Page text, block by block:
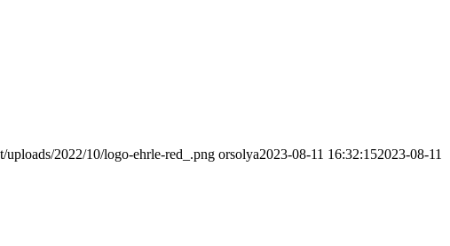
uploads/2022/10/logo-ehrle-red_.png orsolya2023-08-11 16:32:152023-08-11